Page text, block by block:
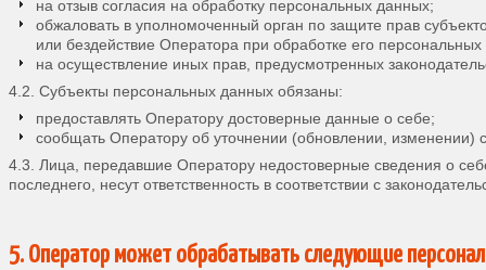
на отзыв согласия на обработку персональных данных;
обжаловать в уполномоченный орган по защите прав
или бездействие Оператора при обработке его
на осуществление иных прав, предусмотренных
4.2. Субъекты персональных данных обязаны:
предоставлять Оператору достоверные данные о себе;
сообщать Оператору об уточнении (обновлении, изменении)
4.3. Лица, передавшие Оператору недостоверные сведения о
последнего, несут ответственность в соответствии с
5. Оператор может обрабатывать следующие